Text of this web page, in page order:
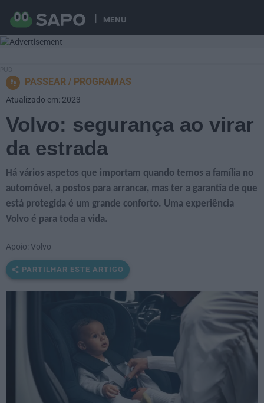
MENU
PASSEAR PROGRAMAS
Volvo: segurança ao virar
da estrada
Há vários aspetos que importam quando temos a família no
automóvel, a postos para arrancar, mas ter a garantia de que
está protegida é um grande conforto. Uma experiência
Volvo é para toda a vida.
Apoio: Volvo
PARTILHAR ESTE ARTIGO
Atualizado em: 2023